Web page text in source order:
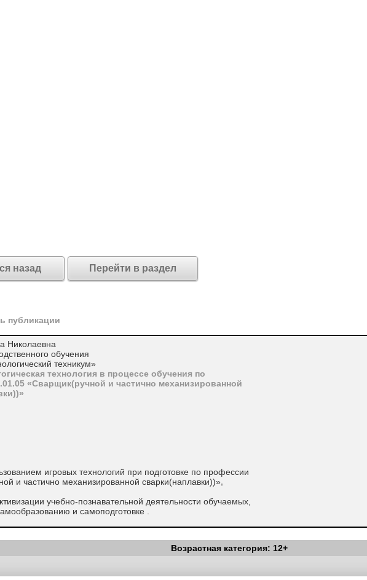
назад Перейти в раздел
публикации
Николаевна
обучения
техникум»
технология в процессе обучения по
«Сварщик(ручной и частично механизированной
игровых технологий при подготовке по профессии
и частично механизированной сварки(наплавки))»,
учебно-познавательной деятельности обучаемых,
и самоподготовке .
Возрастная категория: 12+